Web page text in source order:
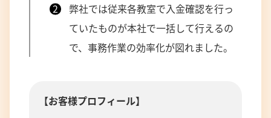
弊社では従来各教室で入金確認を行っ
ていたものが本社で一括して行えるの
で、事務作業の効率化が図れました。
【お客様プロフィール】